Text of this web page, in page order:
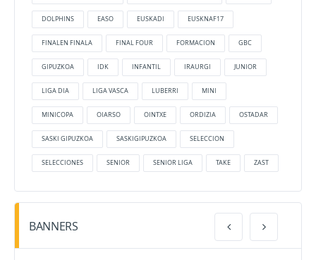
DOLPHINS EASO EUSKADI EUSKNAF17
FINALEN FINALA FINAL FOUR FORMACION GBC
GIPUZKOA IDK INFANTIL IRAURGI JUNIOR
LIGA DIA LIGA VASCA LUBERRI MINI
MINICOPA OIARSO OINTXE ORDIZIA OSTADAR
SASKI GIPUZKOA SASKIGIPUZKOA SELECCION
SELECCIONES SENIOR SENIOR LIGA TAKE ZAST
BANNERS